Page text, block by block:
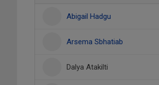
Abigail Hadgu
Arsema Sbhatiab
Dalya Atakilti